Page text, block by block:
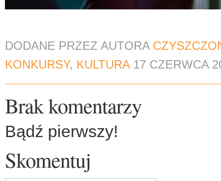
DODANE PRZEZ AUTORA
KONKURSY, KULTURA 17 CZERWCA
Brak komentarzy
Bądź pierwszy!
Skomentuj